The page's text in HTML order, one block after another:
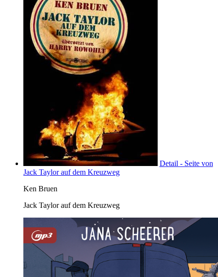
Detail - Seite von
Jack Taylor auf dem Kreuzweg
Ken Bruen
Jack Taylor auf dem Kreuzweg